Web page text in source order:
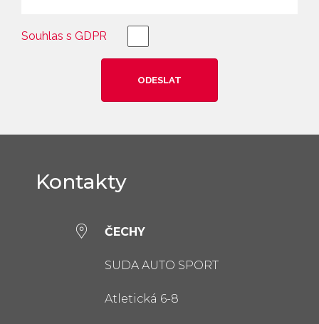
Souhlas s GDPR
Kontakty
ČECHY
SUDA AUTO SPORT
Atletická 6-8